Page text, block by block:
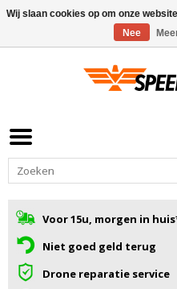
Voor 15u, morgen in
Niet goed geld terug
Drone reparatie service
Wij slaan cookies op om onze
Nee